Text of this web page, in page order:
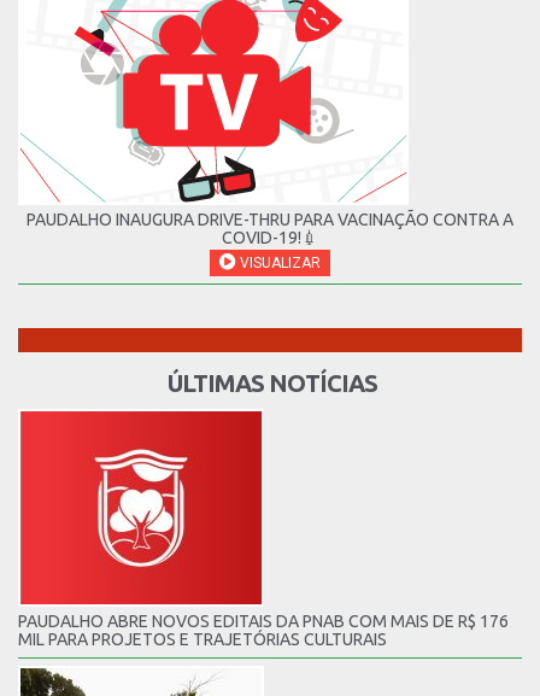
PAUDALHO INAUGURA DRIVE-THRU PARA VACINAÇÃO CONTRA A
COVID-19!💉
VISUALIZAR
ÚLTIMAS NOTÍCIAS
PAUDALHO ABRE NOVOS EDITAIS DA PNAB COM MAIS DE R$ 176
MIL PARA PROJETOS E TRAJETÓRIAS CULTURAIS